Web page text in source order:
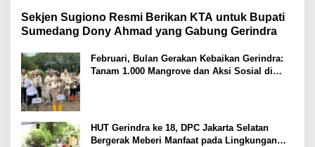
Sekjen Sugiono Resmi Berikan KTA untuk Bupati
Sumedang Dony Ahmad yang Gabung Gerindra
Februari, Bulan Gerakan Kebaikan Gerindra:
Tanam 1.000 Mangrove dan Aksi Sosial di
HUT Gerindra ke 18, DPC Jakarta Selatan
Bergerak Meberi Manfaat pada Lingkungan